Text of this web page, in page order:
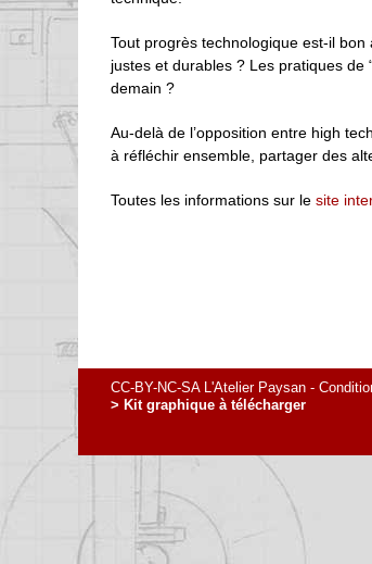
Tout progrès technologique est-il
justes et durables ? Les pratiques de
demain ?
Au-delà de l’opposition entre high
à réfléchir ensemble, partager des
Toutes les informations sur le site
CC-BY-NC-SA L'Atelier Paysan -
> Kit graphique à télécharger